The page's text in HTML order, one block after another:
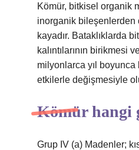
Kömür, bitkisel organik
inorganik bileşenlerden
kayadır. Bataklıklarda
kalıntılarının birikmesi
milyonlarca yıl
etkilerle değişmesiyle
Kömür hangi
Grup IV (a) Madenler;